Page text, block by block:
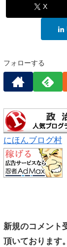
X
フォローする
にほんブログ村
新規のコメント
頂いております